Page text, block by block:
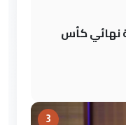
نهائي كأس
3